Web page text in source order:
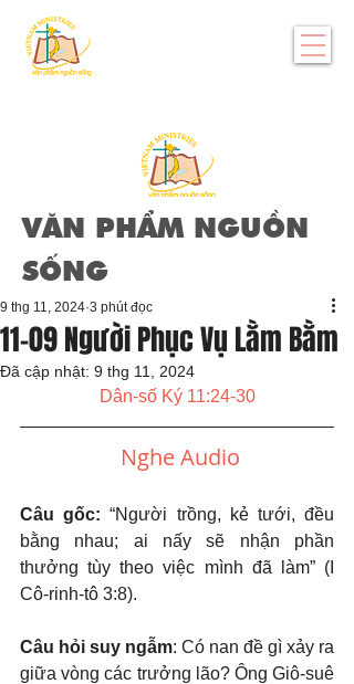
VĂN PHẨM NGUỒN
SỐNG
11-09 Người Phục Vụ Lằm Bằm
9 thg 11, 2024 3 phút đọc
Đã cập nhật: 9 thg 11, 2024
Dân-số Ký 11:24-30
Nghe Audio
Câu gốc: “Người trồng, kẻ tưới, đều
bằng nhau; ai nấy sẽ nhận phần
thưởng tùy theo việc mình đã làm” (I
Cô-rinh-tô 3:8).
Câu hỏi suy ngẫm: Có nan đề gì xảy ra
giữa vòng các trưởng lão? Ông Giô-suê